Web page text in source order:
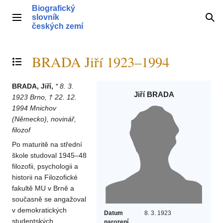
obsahHlavní menu
Biografický
slovník
českých zemí
Přepnout obsah
BRADA Jiří 1923–1994
Jiří BRADA
Datum
8. 3. 1923
BRADA, Jiří, * 8. 3.
1923 Brno, † 22. 12.
1994 Mnichov
(Německo), novinář,
filozof
Po maturitě na střední
škole studoval 1945–48
filozofii, psychologii a
historii na Filozofické
fakultě MU v Brně a
současně se angažoval
v demokratických
studentských